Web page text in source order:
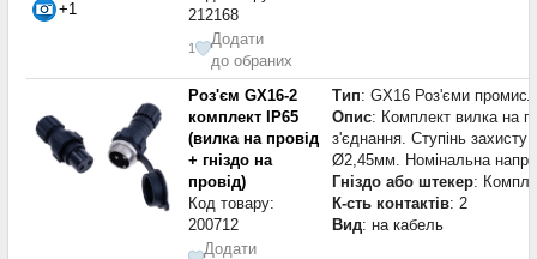
+1
212168
1
Додати
до обраних
Роз'єм GX16-2
комплект IP65
(вилка на провід
+ гніздо на
провід)
Код товару:
200712
Додати
Тип: GX16 Роз'єми
Опис: Комплект вилка на
з'єднання. Ступінь
Ø2,45мм. Номінальна
Гніздо або штекер:
К-сть контактів: 2
Вид: на кабель